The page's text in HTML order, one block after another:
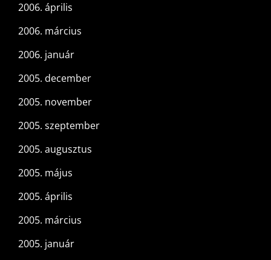
2006. április
2006. március
2006. január
2005. december
2005. november
2005. szeptember
2005. augusztus
2005. május
2005. április
2005. március
2005. január